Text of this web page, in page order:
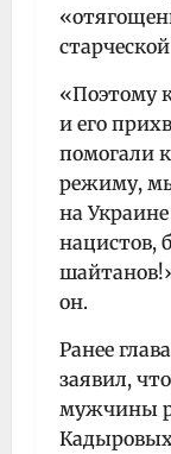
«Поэтому
и его
помогали
режиму,
на
нацистов,
он.
Ранее
заявил,
мужчины